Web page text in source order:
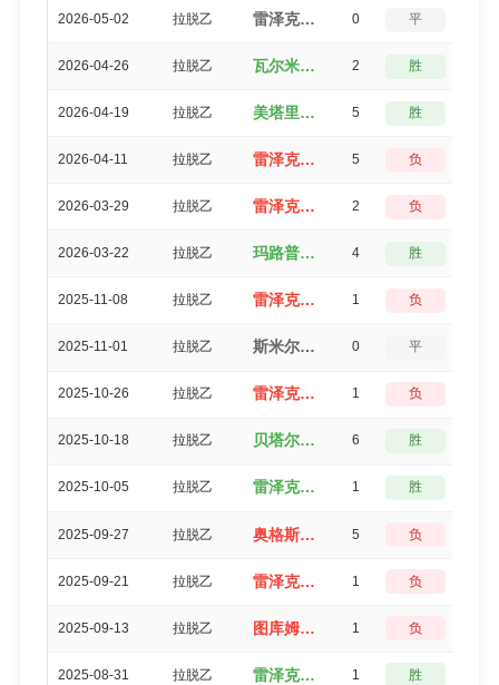
2026-05-02 拉脱乙 雷泽克内（2-2）贝塔尔里加水手 0 平
2026-04-26 拉脱乙 瓦尔米耶拉（3-1）雷泽克内 2 胜
2026-04-19 拉脱乙 美塔里加（5-0）雷泽克内 5 胜
2026-04-11 拉脱乙 雷泽克内（1-6）斯坎斯特 5 负
2026-03-29 拉脱乙 雷泽克内（0-2）沙尔杜斯利维诺 2 负
2026-03-22 拉脱乙 玛路普（4-0）雷泽克内 4 胜
2025-11-08 拉脱乙 雷泽克内（3-4）奥莱纳 1 负
2025-11-01 拉脱乙 斯米尔泰（2-2）雷泽克内 0 平
2025-10-26 拉脱乙 雷泽克内（1-2）沙尔杜斯利维诺 1 负
2025-10-18 拉脱乙 贝塔尔里加水手（6-0）雷泽克内 6 胜
2025-10-05 拉脱乙 雷泽克内（2-1）玛路普 1 胜
2025-09-27 拉脱乙 奥格斯道加瓦（0-5）雷泽克内 5 负
2025-09-21 拉脱乙 雷泽克内（1-2）斯坎斯特 1 负
2025-09-13 拉脱乙 图库姆斯B队（1-2）雷泽克内 1 负
2025-08-31 拉脱乙 雷泽克内（3-2）里加FCB队 1 胜